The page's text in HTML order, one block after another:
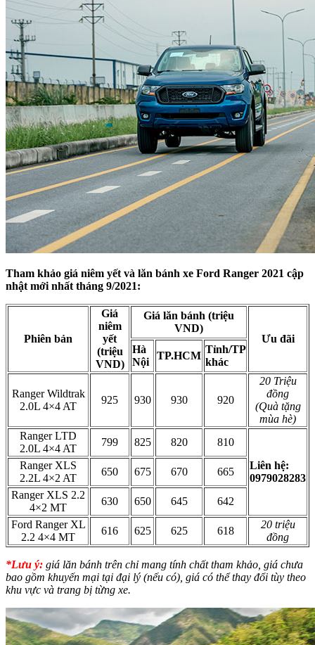
Tham khảo giá niêm yết và lăn bánh xe Ford Ranger 2021 cập
nhật mới nhất tháng 9/2021:
Phiên bản
Giá
niêm
yết
(triệu
VND)
Giá lăn bánh (triệu
VND)
Ưu đãi
Hà
Nội
TP.HCM
Tỉnh/TP
khác
Ranger Wildtrak
2.0L 4×4 AT
925 930 930 920
20 Triệu
đồng
(Quà tặng
mùa hè)
Ranger LTD
2.0L 4×4 AT
799 825 820
810
Liên hệ:
0979028283
Ranger XLS
2.2L 4×2 AT
650 675 670
665
Ranger XLS 2.2
4×2 MT
630 650 645
642
Ford Ranger XL
2.2 4×4 MT
616 625 625 618
20 triệu
đồng
*Lưu ý: giá lăn bánh trên chỉ mang tính chất tham khảo, giá chưa
bao gồm khuyến mại tại đại lý (nếu có), giá có thể thay đổi tùy theo
khu vực và trang bị từng xe.